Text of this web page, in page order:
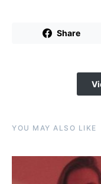
Share
YOU MAY ALSO LIKE